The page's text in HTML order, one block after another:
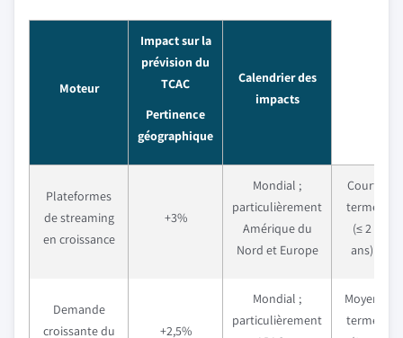
Moteur
Impact sur la
prévision du
TCAC
Pertinence
géographique
Calendrier des
impacts
Plateformes
de streaming
en croissance
+3%
Mondial ;
particulièrement
Amérique du
Nord et Europe
Court
terme
(≤ 2
ans)
Demande
croissante du
+2,5%
Mondial ;
particulièrement
Moyen
terme